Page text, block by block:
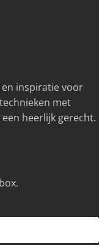
en inspiratie voor
met
heerlijk gerecht.